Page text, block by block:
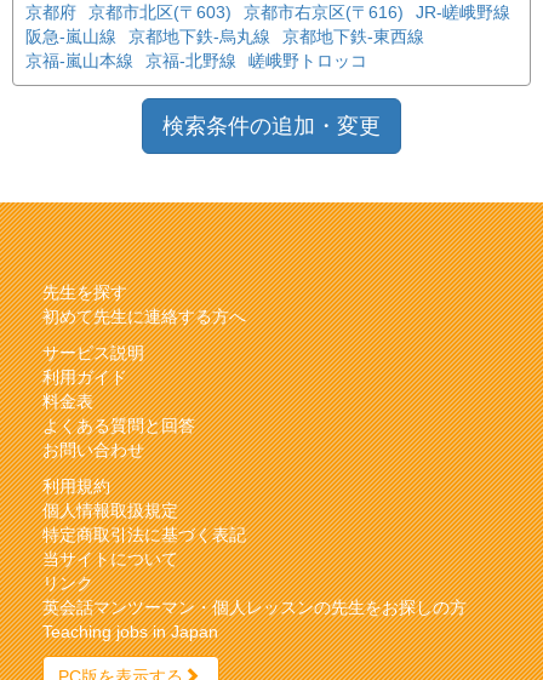
京都府 京都市北区(〒603) 京都市右京区(〒616)
JR-嵯峨野線
阪急-嵐山線
京都地下鉄-烏丸線
京都地下鉄-東西線
京福-嵐山本線
京福-北野線 嵯峨野トロッコ
検索条件の追加・変更
先生を探す
初めて先生に連絡する方へ
サービス説明
利用ガイド
料金表
よくある質問と回答
お問い合わせ
利用規約
個人情報取扱規定
特定商取引法に基づく表記
当サイトについて
リンク
英会話マンツーマン・個人レッスンの先生をお探しの方
Teaching jobs in Japan